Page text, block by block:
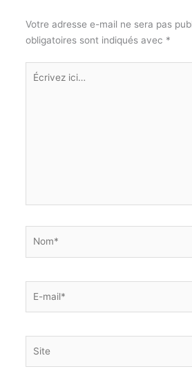
Votre adresse e-mail ne sera pas
obligatoires sont indiqués avec *
Écrivez
mail*